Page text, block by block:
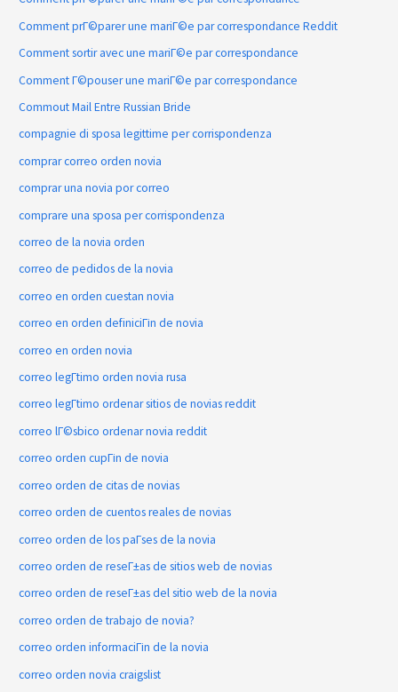
Comment prГ©parer une mariГ©e par correspondance Reddit
Comment sortir avec une mariГ©e par correspondance
Comment Г©pouser une mariГ©e par correspondance
Commout Mail Entre Russian Bride
compagnie di sposa legittime per corrispondenza
comprar correo orden novia
comprar una novia por correo
comprare una sposa per corrispondenza
correo de la novia orden
correo de pedidos de la novia
correo en orden cuestan novia
correo en orden definiciГіn de novia
correo en orden novia
correo legГ­timo orden novia rusa
correo legГ­timo ordenar sitios de novias reddit
correo lГ©sbico ordenar novia reddit
correo orden cupГіn de novia
correo orden de citas de novias
correo orden de cuentos reales de novias
correo orden de los paГ­ses de la novia
correo orden de reseГ±as de sitios web de novias
correo orden de reseГ±as del sitio web de la novia
correo orden de trabajo de novia?
correo orden informaciГіn de la novia
correo orden novia craigslist